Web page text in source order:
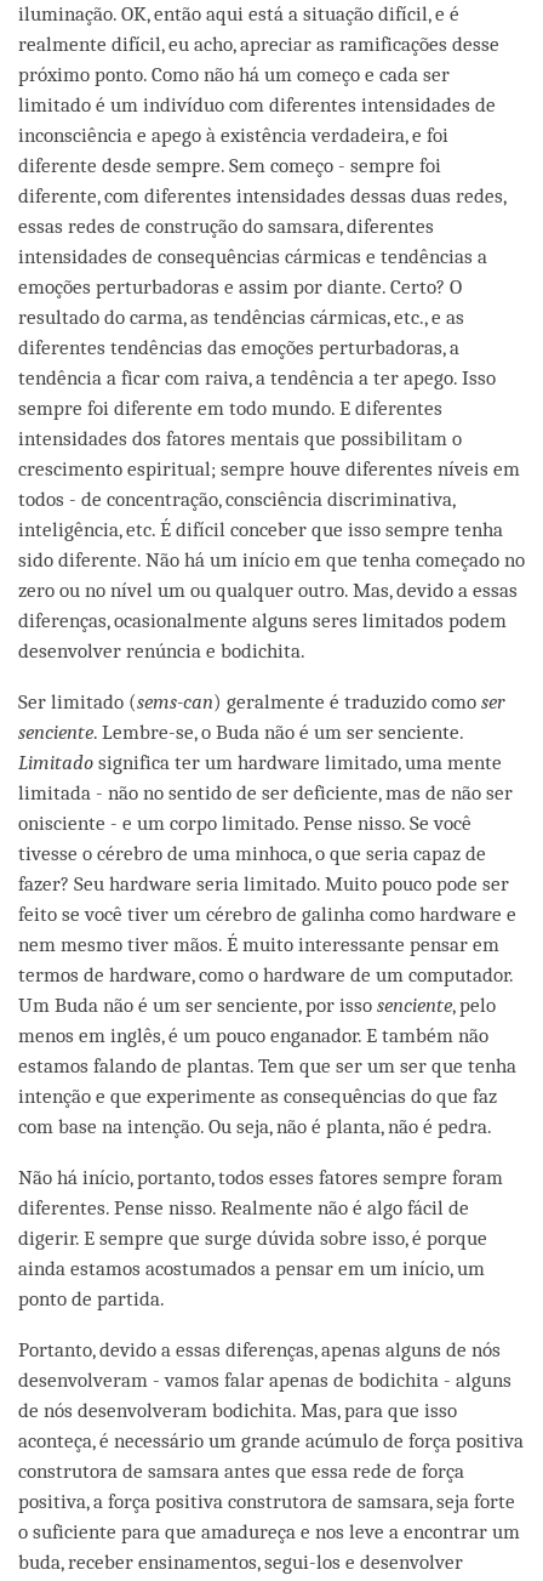
iluminação. OK, então aqui está a situação difícil, e é
realmente difícil, eu acho, apreciar as ramificações desse
próximo ponto. Como não há um começo e cada ser
limitado é um indivíduo com diferentes intensidades de
inconsciência e apego à existência verdadeira, e foi
diferente desde sempre. Sem começo - sempre foi
diferente, com diferentes intensidades dessas duas redes,
essas redes de construção do samsara, diferentes
intensidades de consequências cármicas e tendências a
emoções perturbadoras e assim por diante. Certo? O
resultado do carma, as tendências cármicas, etc., e as
diferentes tendências das emoções perturbadoras, a
tendência a ficar com raiva, a tendência a ter apego. Isso
sempre foi diferente em todo mundo. E diferentes
intensidades dos fatores mentais que possibilitam o
crescimento espiritual; sempre houve diferentes níveis em
todos - de concentração, consciência discriminativa,
inteligência, etc. É difícil conceber que isso sempre tenha
sido diferente. Não há um início em que tenha começado no
zero ou no nível um ou qualquer outro. Mas, devido a essas
diferenças, ocasionalmente alguns seres limitados podem
desenvolver renúncia e bodichita.
Ser limitado (sems-can) geralmente é traduzido como ser
senciente. Lembre-se, o Buda não é um ser senciente.
Limitado significa ter um hardware limitado, uma mente
limitada - não no sentido de ser deficiente, mas de não ser
onisciente - e um corpo limitado. Pense nisso. Se você
tivesse o cérebro de uma minhoca, o que seria capaz de
fazer? Seu hardware seria limitado. Muito pouco pode ser
feito se você tiver um cérebro de galinha como hardware e
nem mesmo tiver mãos. É muito interessante pensar em
termos de hardware, como o hardware de um computador.
Um Buda não é um ser senciente, por isso senciente, pelo
menos em inglês, é um pouco enganador. E também não
estamos falando de plantas. Tem que ser um ser que tenha
intenção e que experimente as consequências do que faz
com base na intenção. Ou seja, não é planta, não é pedra.
Não há início, portanto, todos esses fatores sempre foram
diferentes. Pense nisso. Realmente não é algo fácil de
digerir. E sempre que surge dúvida sobre isso, é porque
ainda estamos acostumados a pensar em um início, um
ponto de partida.
Portanto, devido a essas diferenças, apenas alguns de nós
desenvolveram - vamos falar apenas de bodichita - alguns
de nós desenvolveram bodichita. Mas, para que isso
aconteça, é necessário um grande acúmulo de força positiva
construtora de samsara antes que essa rede de força
positiva, a força positiva construtora de samsara, seja forte
o suficiente para que amadureça e nos leve a encontrar um
buda, receber ensinamentos, segui-los e desenvolver